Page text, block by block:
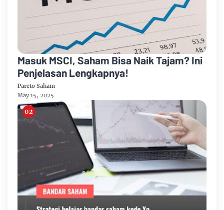
Masuk MSCI, Saham Bisa Naik Tajam? Ini
Penjelasan Lengkapnya!
Pareto Saham
May 15, 2025